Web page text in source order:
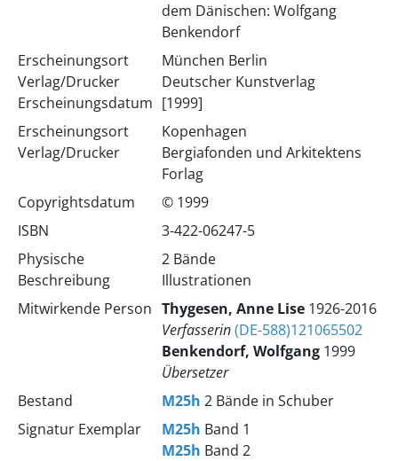
dem Dänischen: Wolfgang
Benkendorf
Erscheinungsort
Verlag/Drucker
Erscheinungsdatum
München Berlin
Deutscher Kunstverlag
[1999]
Erscheinungsort
Verlag/Drucker
Kopenhagen
Bergiafonden und Arkitektens
Forlag
Copyrightsdatum
© 1999
ISBN
3-422-06247-5
Physische
Beschreibung
2 Bände
Illustrationen
Mitwirkende Person Thygesen, Anne Lise 1926-2016
Verfasserin(DE-588)121065502
Benkendorf, Wolfgang 1999
Übersetzer
Bestand
M25h 2 Bände in Schuber
Signatur Exemplar
M25h Band 1
M25h Band 2